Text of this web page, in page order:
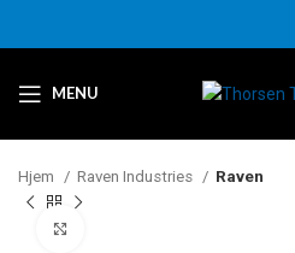
MENU
Hjem Raven Industries Raven